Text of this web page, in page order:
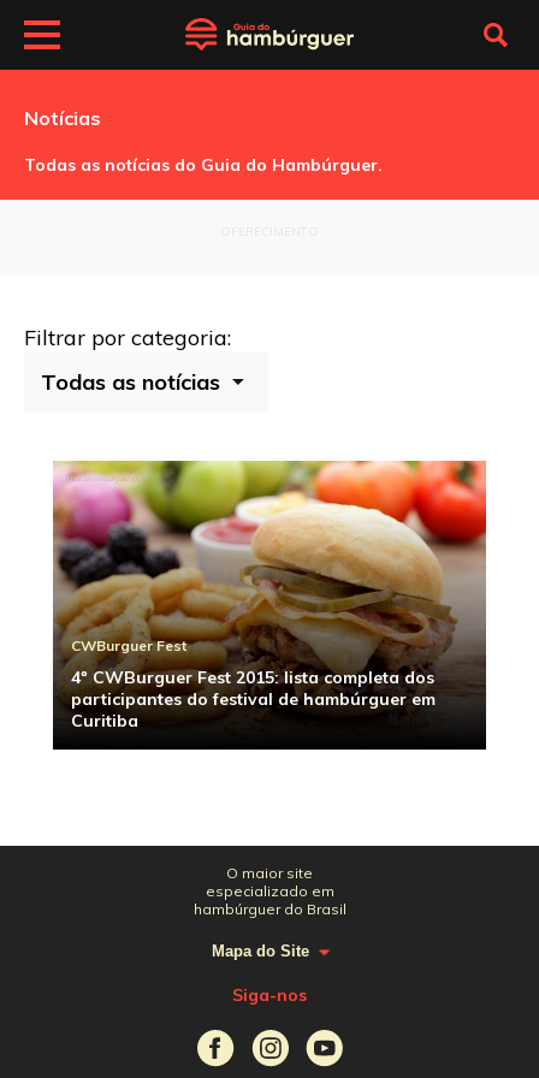
Notícias
Todas as notícias do Guia do Hambúrguer.
Filtrar por categoria:
CWBurguer Fest
4º CWBurguer Fest 2015: lista completa dos
participantes do festival de hambúrguer em
Curitiba
O maior site
especializado em
hambúrguer do Brasil
Mapa do Site
Siga-nos